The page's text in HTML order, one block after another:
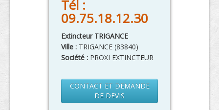
Tél :
09.75.18.12.30
Extincteur TRIGANCE
Ville : TRIGANCE (83840)
Société : PROXI EXTINCTEUR
CONTACT ET DEMANDE
DE DEVIS